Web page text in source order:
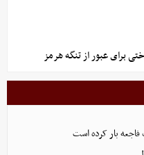
برای عبور از تنگه هرمز
بار کرده است